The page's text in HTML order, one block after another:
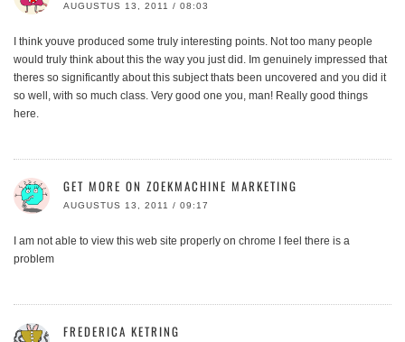
AUGUSTUS 13, 2011 / 08:03
I think youve produced some truly interesting points. Not too many people
would truly think about this the way you just did. Im genuinely impressed that
theres so significantly about this subject thats been uncovered and you did it
so well, with so much class. Very good one you, man! Really good things
here.
GET MORE ON ZOEKMACHINE MARKETING
AUGUSTUS 13, 2011 / 09:17
I am not able to view this web site properly on chrome I feel there is a
problem
FREDERICA KETRING